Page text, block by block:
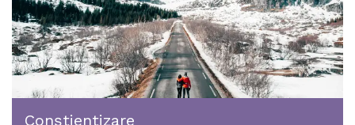
Conștientizare